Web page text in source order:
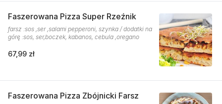
Faszerowana Pizza Super Rzeźnik
farsz :sos ,ser ,salami pepperoni, szynka / dodatki na
górę :sos, ser,boczek, kabanos, cebula ,oregano
67,99 zł
Faszerowana Pizza Zbójnicki Farsz